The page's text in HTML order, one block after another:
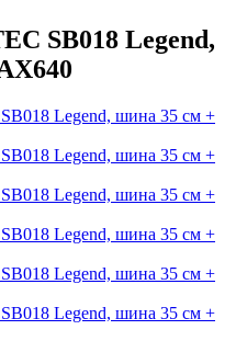
SB018 Legend,